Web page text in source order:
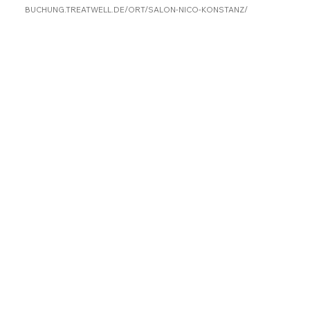
BUCHUNG.TREATWELL.DE/ORT/SALON-NICO-KONSTANZ/